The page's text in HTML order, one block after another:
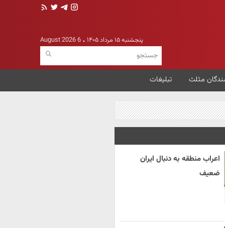
پنجشنبه ۱۵ مرداد ۱۴۰۵ 6 August 2026
مثلث تبلیغات
اعراب منطقه به دنبال ایران
ضعیف